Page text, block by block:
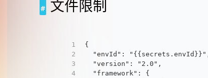
文件限制
1
2
3
4
{
"envId":
  "version": "2.0",
  "framework": {